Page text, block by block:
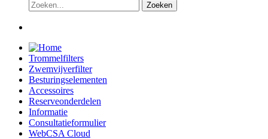
Zoeken
Trommelfilters
Zwemvijverfilter
Besturingselementen
Accessoires
Reserveonderdelen
Informatie
Consultatieformulier
WebCSA Cloud